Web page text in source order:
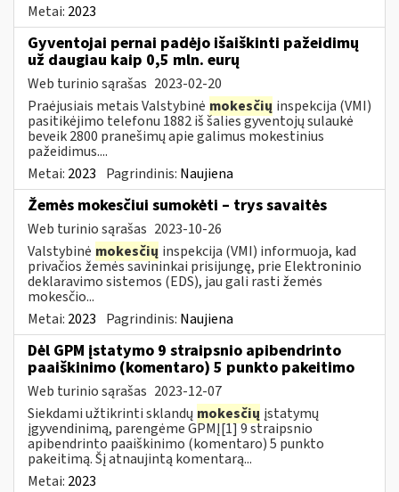
Metai: 2023
Gyventojai pernai padėjo išaiškinti pažeidimų
už daugiau kaip 0,5 mln. eurų
Web turinio sąrašas 2023-02-20
Praėjusiais metais Valstybinė mokesčių inspekcija (VMI)
pasitikėjimo telefonu 1882 iš šalies gyventojų sulaukė
beveik 2800 pranešimų apie galimus mokestinius
pažeidimus....
Metai: 2023 Pagrindinis: Naujiena
Žemės mokesčiui sumokėti – trys savaitės
Web turinio sąrašas 2023-10-26
Valstybinė mokesčių inspekcija (VMI) informuoja, kad
privačios žemės savininkai prisijungę, prie Elektroninio
deklaravimo sistemos (EDS), jau gali rasti žemės
mokesčio...
Metai: 2023 Pagrindinis: Naujiena
Dėl GPM įstatymo 9 straipsnio apibendrinto
paaiškinimo (komentaro) 5 punkto pakeitimo
Web turinio sąrašas 2023-12-07
Siekdami užtikrinti sklandų mokesčių įstatymų
įgyvendinimą, parengėme GPMĮ[1] 9 straipsnio
apibendrinto paaiškinimo (komentaro) 5 punkto
pakeitimą. Šį atnaujintą komentarą...
Metai: 2023